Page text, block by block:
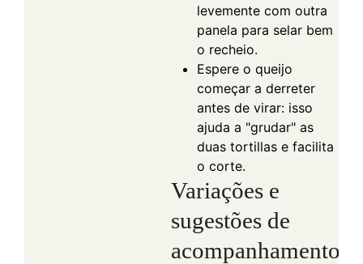
levemente com outra
panela para selar bem
o recheio.
Espere o queijo
começar a derreter
antes de virar: isso
ajuda a "grudar" as
duas tortillas e facilita
o corte.
Variações e
sugestões de
acompanhamento